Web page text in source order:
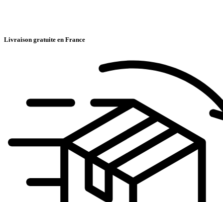
Livraison gratuite en France